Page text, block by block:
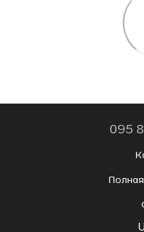
095